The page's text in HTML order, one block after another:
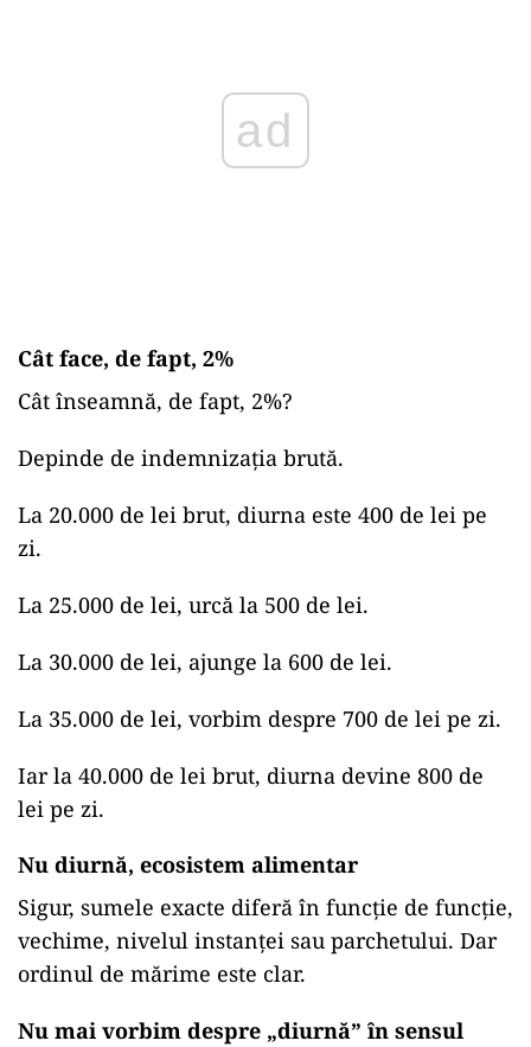
ad
Cât face, de fapt, 2%
Cât înseamnă, de fapt, 2%?
Depinde de indemnizația brută.
La 20.000 de lei brut, diurna este 400 de lei pe
zi.
La 25.000 de lei, urcă la 500 de lei.
La 30.000 de lei, ajunge la 600 de lei.
La 35.000 de lei, vorbim despre 700 de lei pe zi.
Iar la 40.000 de lei brut, diurna devine 800 de
lei pe zi.
Nu diurnă, ecosistem alimentar
Sigur, sumele exacte diferă în funcție de funcție,
vechime, nivelul instanței sau parchetului. Dar
ordinul de mărime este clar.
Nu mai vorbim despre „diurnă” în sensul